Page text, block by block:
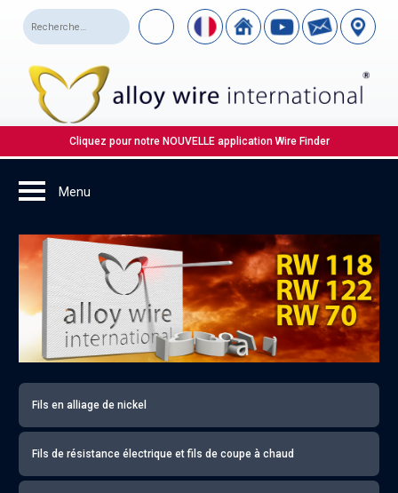
Cliquez pour notre NOUVELLE application Wire Finder
Fils en alliage de nickel
Fils de résistance électrique et fils de coupe à chaud